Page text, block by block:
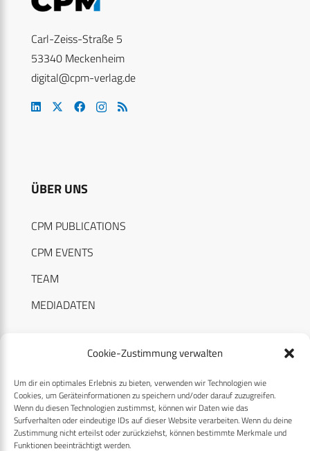
Cookie-Zustimmung verwalten
Um dir ein optimales Erlebnis zu bieten, verwenden wir Technologien wie
Cookies, um Geräteinformationen zu speichern und/oder darauf zuzugreifen.
Wenn du diesen Technologien zustimmst, können wir Daten wie das
Surfverhalten oder eindeutige IDs auf dieser Website verarbeiten. Wenn du deine
Zustimmung nicht erteilst oder zurückziehst, können bestimmte Merkmale und
Funktionen beeinträchtigt werden.
Carl-Zeiss-Straße 5
53340 Meckenheim
digital@cpm-verlag.de
ÜBER UNS
CPM PUBLICATIONS
CPM EVENTS
TEAM
MEDIADATEN
RECHTLICHES
Datenschutzerklärung